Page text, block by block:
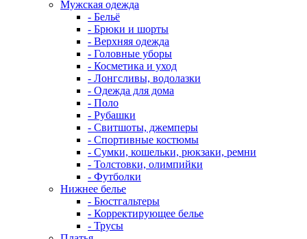
Мужская одежда
- Бельё
- Брюки и шорты
- Верхняя одежда
- Головные уборы
- Косметика и уход
- Лонгсливы, водолазки
- Одежда для дома
- Поло
- Рубашки
- Свитшоты, джемперы
- Спортивные костюмы
- Сумки, кошельки, рюкзаки, ремни
- Толстовки, олимпийки
- Футболки
Нижнее белье
- Бюстгальтеры
- Корректирующее белье
- Трусы